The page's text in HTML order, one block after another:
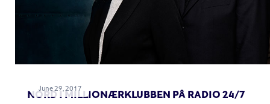
June 29, 2017
NORD I MILLIONÆRKLUBBEN PÅ RADIO 24/7